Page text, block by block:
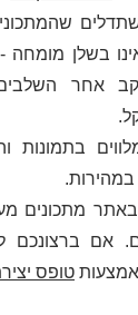
בשלן מומחה -
אחר השלבים.
בתמונות
מתכונים
אם
טופס